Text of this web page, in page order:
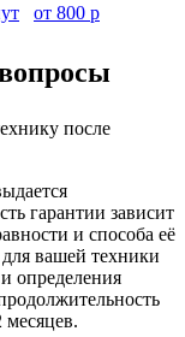
от 800 р
после
гарантии зависит
и способа её
вашей техники
определения